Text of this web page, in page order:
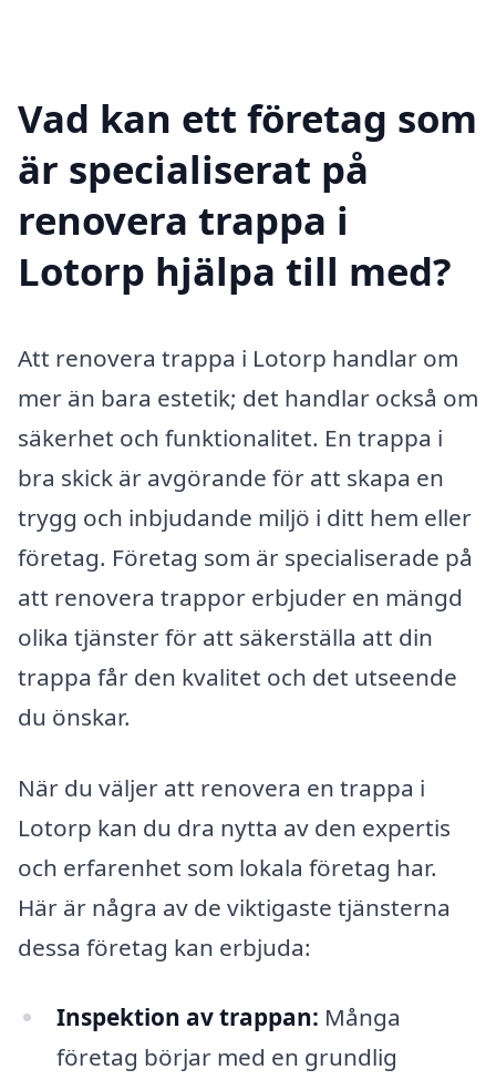
Vad kan ett företag som
är specialiserat på
renovera trappa i
Lotorp hjälpa till med?
Att renovera trappa i Lotorp handlar om
mer än bara estetik; det handlar också om
säkerhet och funktionalitet. En trappa i
bra skick är avgörande för att skapa en
trygg och inbjudande miljö i ditt hem eller
företag. Företag som är specialiserade på
att renovera trappor erbjuder en mängd
olika tjänster för att säkerställa att din
trappa får den kvalitet och det utseende
du önskar.
När du väljer att renovera en trappa i
Lotorp kan du dra nytta av den expertis
och erfarenhet som lokala företag har.
Här är några av de viktigaste tjänsterna
dessa företag kan erbjuda:
Inspektion av trappan: Många
företag börjar med en grundlig